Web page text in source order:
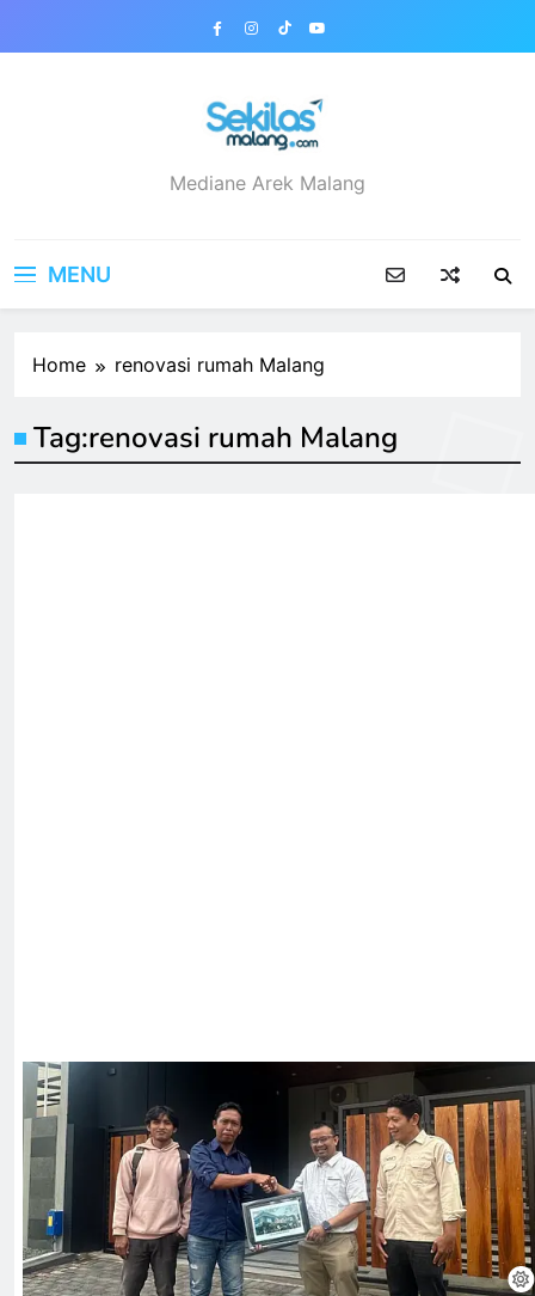
sekilasmalang.com
Mediane Arek Malang
MENU
Home renovasi rumah Malang
Tag:renovasi rumah Malang